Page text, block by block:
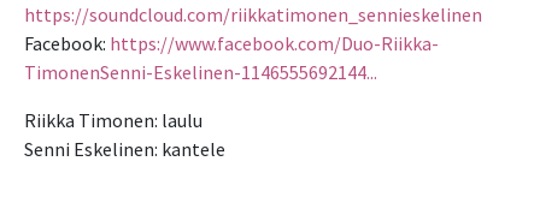
https://soundcloud.com/riikkatimonen_sennieskelinen
Facebook: https://www.facebook.com/Duo-Riikka-
TimonenSenni-Eskelinen-1146555692144...
Riikka Timonen: laulu
Senni Eskelinen: kantele